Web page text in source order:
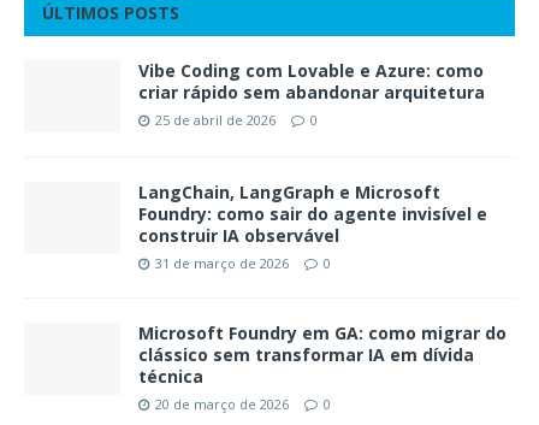
ÚLTIMOS POSTS
Vibe Coding com Lovable e Azure: como
criar rápido sem abandonar arquitetura
25 de abril de 2026 0
LangChain, LangGraph e Microsoft
Foundry: como sair do agente invisível e
construir IA observável
31 de março de 2026 0
Microsoft Foundry em GA: como migrar do
clássico sem transformar IA em dívida
técnica
20 de março de 2026 0